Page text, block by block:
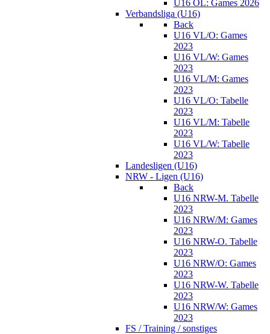
U16 OL: Games 2026
Verbandsliga (U16)
Back
U16 VL/O: Games
2023
U16 VL/W: Games
2023
U16 VL/M: Games
2023
U16 VL/O: Tabelle
2023
U16 VL/M: Tabelle
2023
U16 VL/W: Tabelle
2023
Landesligen (U16)
NRW - Ligen (U16)
Back
U16 NRW-M. Tabelle
2023
U16 NRW/M: Games
2023
U16 NRW-O. Tabelle
2023
U16 NRW/O: Games
2023
U16 NRW-W. Tabelle
2023
U16 NRW/W: Games
2023
FS / Training / sonstiges